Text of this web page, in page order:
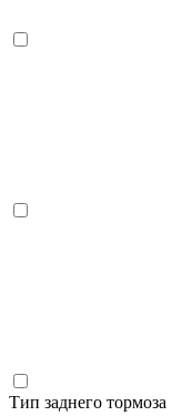
Тип заднего тормоза